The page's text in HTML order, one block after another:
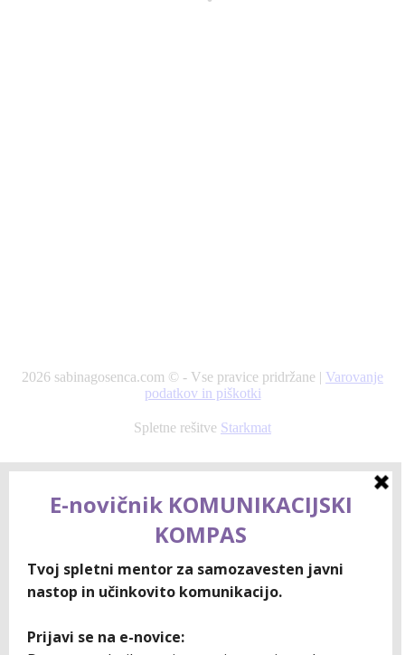
2026 sabinagosenca.com © - Vse pravice pridržane | Varovanje
podatkov in piškotki
Spletne rešitve Starkmat